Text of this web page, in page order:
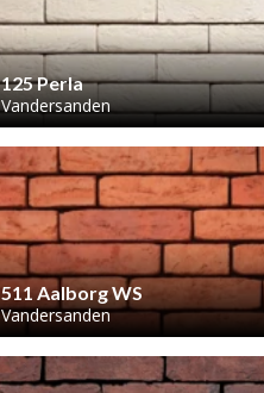
125 Perla
Vandersanden
511 Aalborg WS
Vandersanden